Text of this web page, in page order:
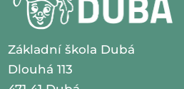
Základní škola Dubá
Dlouhá 113